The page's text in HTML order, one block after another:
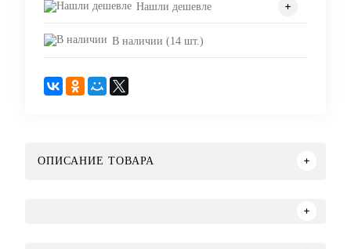
Нашли дешевле
В наличии (14 шт.)
ОПИСАНИЕ ТОВАРА